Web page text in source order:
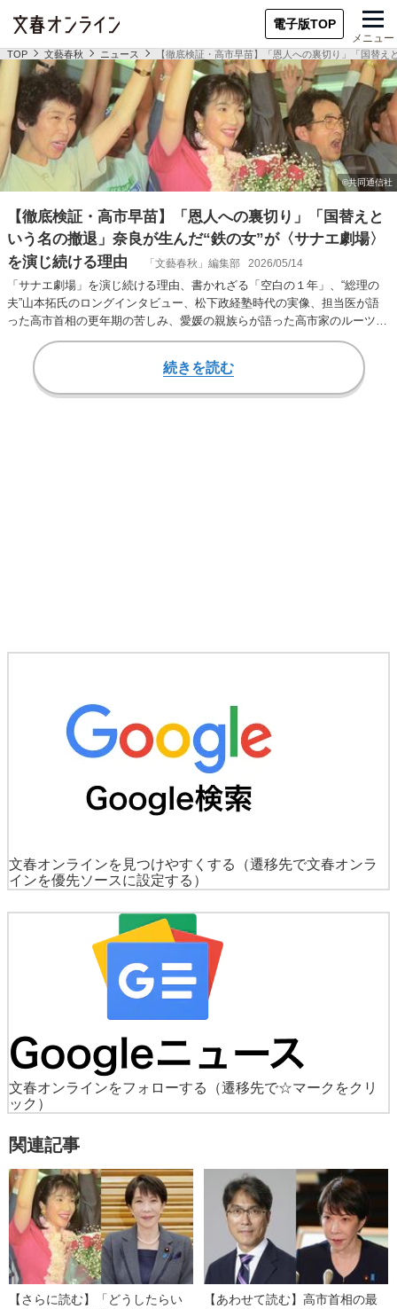
電子版TOP
メニュー
TOP 文藝春秋 ニュース 【徹底検証・高市早苗】「恩人への裏切り」「国替
【徹底検証・高市早苗】「恩人への裏切り」「国替えと
いう名の撤退」奈良が生んだ“鉄の女”が〈サナエ劇場〉
を演じ続ける理由
「文藝春秋」編集部 2026/05/14
「サナエ劇場」を演じ続ける理由、書かれざる「空白の１年」、“総理の
夫”山本拓氏のロングインタビュー、松下政経塾時代の実像、担当医が語
った高市首相の更年期の苦しみ、愛媛の親族らが語った高市家のルーツな
ど、高市首相の素顔…
続きを読む
文春オンラインを見つけやすくする
（遷移先で文春オンラ
インを優先ソースに設定する）
文春オンラインをフォローする
（遷移先で☆マークをクリ
ック）
関連記事
【さらに読む】「どうしたらい
【あわせて読む】高市首相の最